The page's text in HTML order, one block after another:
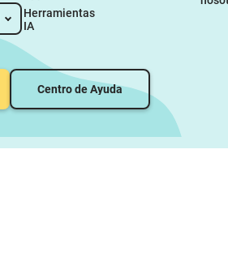
Herramientas
IA
Centro de Ayuda